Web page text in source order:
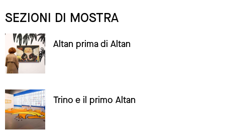
SEZIONI DI MOSTRA
Altan prima di Altan
Trino e il primo Altan